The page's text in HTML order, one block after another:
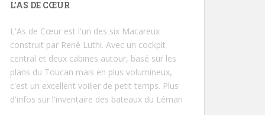
L’AS DE CŒUR
L'As de Cœur est l'un des six Macareux
construit par René Luthi. Avec un cockpit
central et deux cabines autour, basé sur les
plans du Toucan mais en plus volumineux,
c'est un excellent voilier de petit temps. Plus
d'infos sur l'inventaire des bateaux du Léman